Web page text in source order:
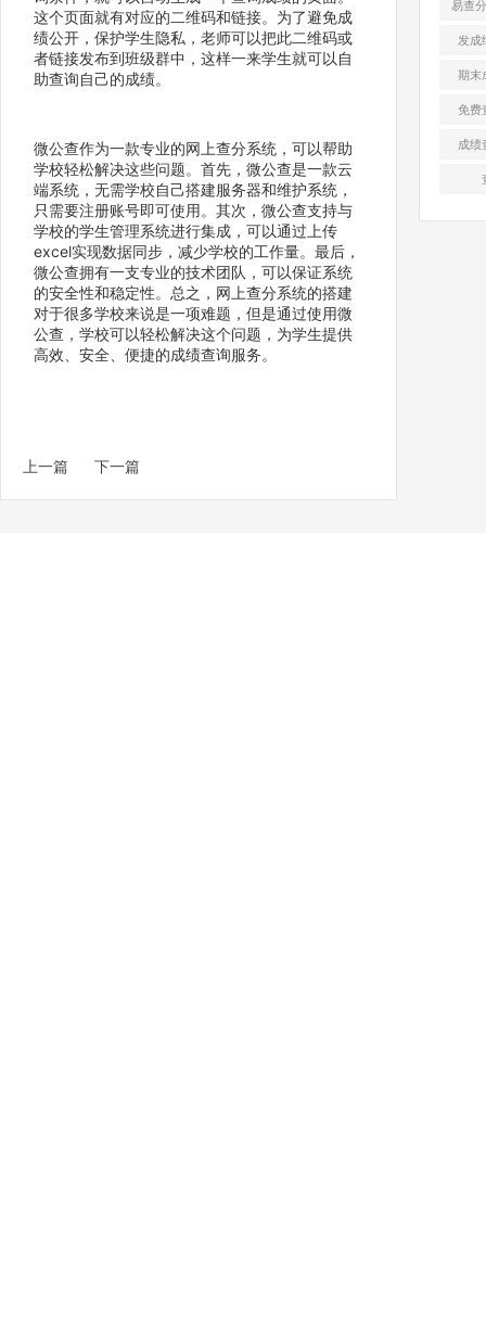
这个页面就有对应的二维码和链接。为了避免成
绩公开，保护学生隐私，老师可以把此二维码或
者链接发布到班级群中，这样一来学生就可以自
助查询自己的成绩。
微公查作为一款专业的网上查分系统，可以帮助
学校轻松解决这些问题。首先，微公查是一款云
端系统，无需学校自己搭建服务器和维护系统，
只需要注册账号即可使用。其次，微公查支持与
学校的学生管理系统进行集成，可以通过上传
excel实现数据同步，减少学校的工作量。最后，
微公查拥有一支专业的技术团队，可以保证系统
的安全性和稳定性。总之，网上查分系统的搭建
对于很多学校来说是一项难题，但是通过使用微
公查，学校可以轻松解决这个问题，为学生提供
高效、安全、便捷的成绩查询服务。
上一篇 下一篇
易查
发成
期末
免费
成绩